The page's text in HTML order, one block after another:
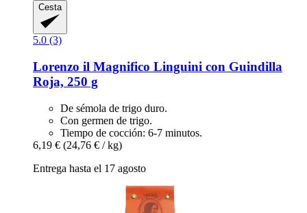
Cesta
5.0 (3)
Lorenzo il Magnifico Linguini con Guindilla
Roja, 250 g
De sémola de trigo duro.
Con germen de trigo.
Tiempo de cocción: 6-7 minutos.
6,19 € (24,76 € / kg)
Entrega hasta el 17 agosto